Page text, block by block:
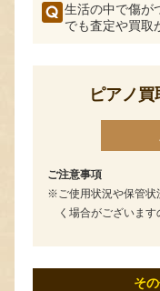
生活の中で傷が
でも査定や買取
ピアノ
ご注意事項
ご使用状況や保管
く場合がございます
そ